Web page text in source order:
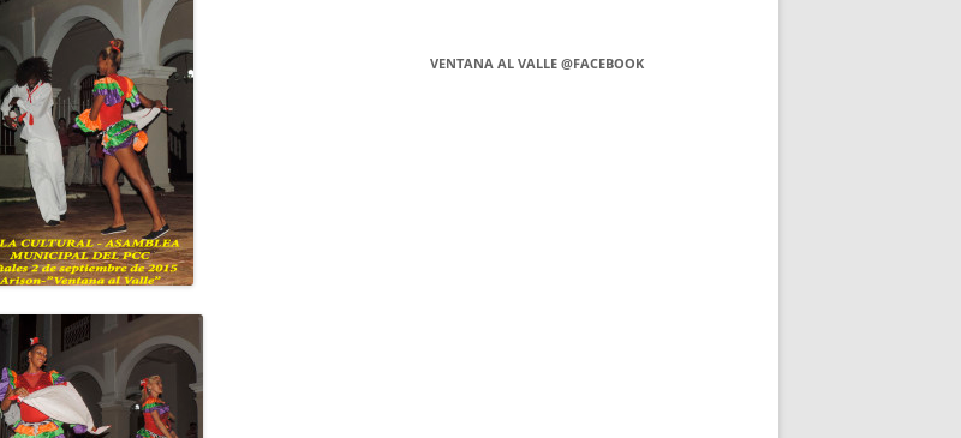
VENTANA AL VALLE @FACEBOOK